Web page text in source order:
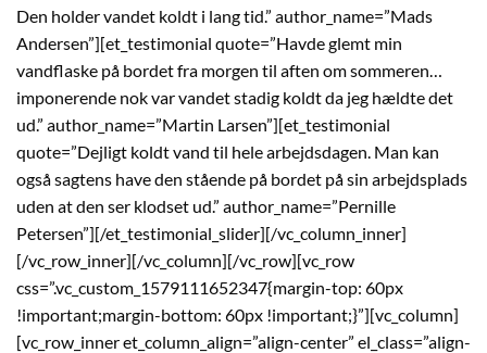
Den holder vandet koldt i lang tid.” author_name=”Mads
Andersen”][et_testimonial quote=”Havde glemt min
vandflaske på bordet fra morgen til aften om sommeren…
imponerende nok var vandet stadig koldt da jeg hældte det
ud.” author_name=”Martin Larsen”][et_testimonial
quote=”Dejligt koldt vand til hele arbejdsdagen. Man kan
også sagtens have den stående på bordet på sin arbejdsplads
uden at den ser klodset ud.” author_name=”Pernille
Petersen”][/et_testimonial_slider][/vc_column_inner]
[/vc_row_inner][/vc_column][/vc_row][vc_row
css=”.vc_custom_1579111652347{margin-top: 60px
!important;margin-bottom: 60px !important;}”][vc_column]
[vc_row_inner et_column_align=”align-center” el_class=”align-